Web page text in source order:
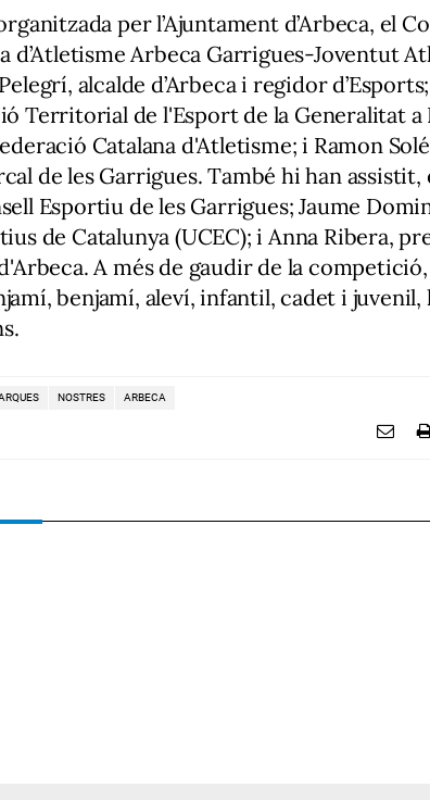
per l’Ajuntament d’Arbeca, el
d’Atletisme Arbeca Garrigues-Joventut
alcalde d’Arbeca i regidor
Territorial de l'Esport de la Generalitat a
Catalana d'Atletisme; i Ramon
de les Garrigues. També hi han assistit,
Esportiu de les Garrigues; Jaume
de Catalunya (UCEC); i Anna Ribera,
A més de gaudir de la competició,
benjamí, aleví, infantil, cadet i
NOSTRES ARBECA